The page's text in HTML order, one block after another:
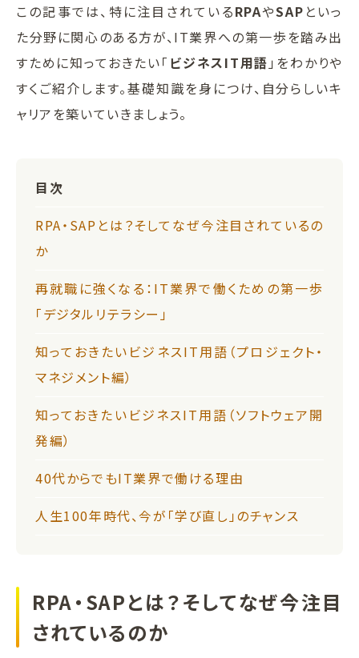
この記事では、特に注目されているRPAやSAP といっ
た分野に関心のある方が、IT業界への第一歩を踏み出
すために知っておきたい「 ビジネスIT用語 」をわかりや
すくご紹介します。基礎知識を身につけ、自分らしいキ
ャリアを築いていきましょう。
目次
RPA・SAPとは？そしてなぜ今注目されているの
か
再就職に強くなる：IT業界で働くための第一歩
「デジタルリテラシー」
知っておきたいビジネスIT用語（プロジェクト・
マネジメント編）
知っておきたいビジネスIT用語（ソフトウェア開
発編）
40代からでもIT業界で働ける理由
人生100年時代、今が「学び直し」のチャンス
RPA・SAPとは？そしてなぜ今注目
されているのか